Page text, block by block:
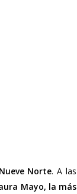
Nueve Norte. A las
Mayo, la más